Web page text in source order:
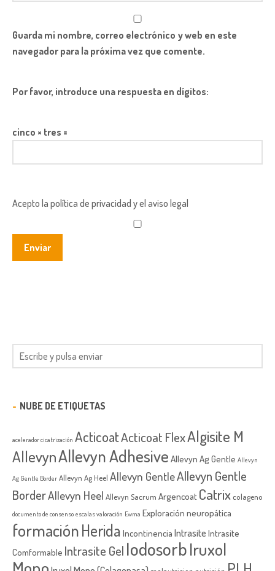
Guarda mi nombre, correo electrónico y web en este
navegador para la próxima vez que comente.
Por favor, introduce una respuesta en dígitos:
cinco × tres =
Acepto la política de privacidad y el aviso legal
NUBE DE ETIQUETAS
acelerador cicatrización ActicoatActicoat FlexAlgisite M
AllevynAllevyn Adhesive Allevyn Ag Gentle Allevyn
Ag Gentle Border Allevyn Ag Heel Allevyn GentleAllevyn Gentle
BorderAllevyn Heel Allevyn Sacrum Argencoat Catrix colageno
documento de consenso escalas valoración Ewma Exploración neuropática
formaciónHerida Incontinencia Intrasite Intrasite
Comformable Intrasite Gel IodosorbIruxol